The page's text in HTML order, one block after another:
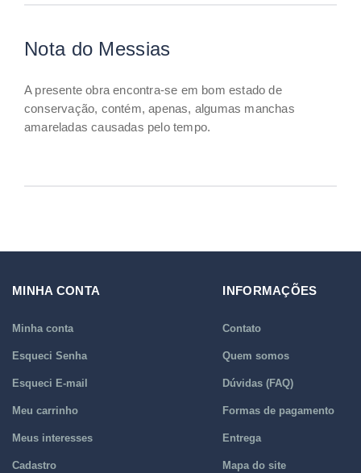
Nota do Messias
A presente obra encontra-se em bom estado de
conservação, contém, apenas, algumas manchas
amareladas causadas pelo tempo.
MINHA CONTA
Minha conta
Esqueci Senha
Esqueci E-mail
Meu carrinho
Meus interesses
Cadastro
INFORMAÇÕES
Contato
Quem somos
Dúvidas (FAQ)
Formas de pagamento
Entrega
Mapa do site